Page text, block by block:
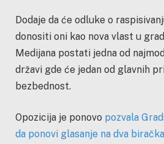
Dodaje da će odluke o
donositi oni kao nova vlast u
Medijana postati jedna od
državi gde će jedan od glavnih
bezbednost.
Opozicija je ponovo pozvala
da ponovi glasanje na dva